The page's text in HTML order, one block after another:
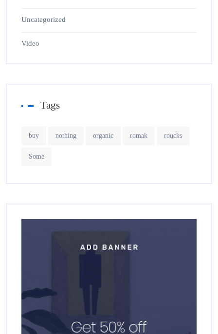
Uncategorized
Video
Tags
buy nothing organic romak roucks
Some